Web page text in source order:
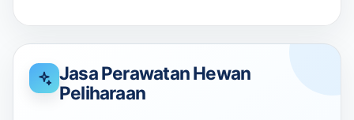
Jasa Perawatan Hewan
Peliharaan